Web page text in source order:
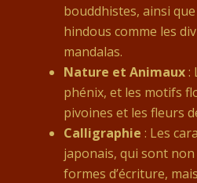
bouddhistes, ainsi
hindous comme les
mandalas.
Nature et Animaux:
phénix, et les motifs
pivoines et les fleurs
Calligraphie : Les
japonais, qui sont
formes d’écriture,